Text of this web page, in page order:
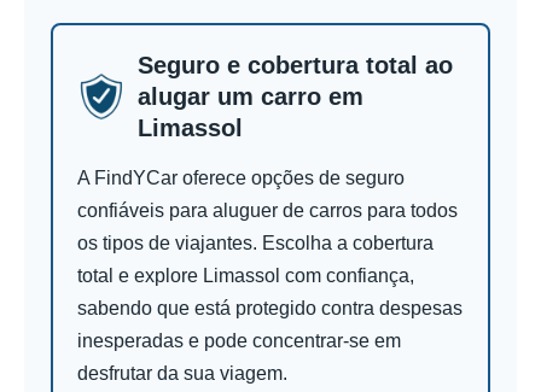
Seguro e cobertura total ao
alugar um carro em
Limassol
A FindYCar oferece opções de seguro
confiáveis para aluguer de carros para todos
os tipos de viajantes. Escolha a cobertura
total e explore Limassol com confiança,
sabendo que está protegido contra despesas
inesperadas e pode concentrar-se em
desfrutar da sua viagem.